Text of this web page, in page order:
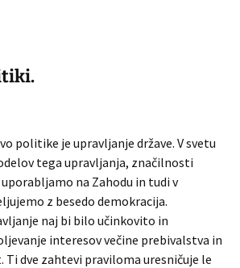
politike je upravljanje države. V svetu
tega upravljanja, značilnosti
na Zahodu in tudi v
z besedo demokracija.
naj bi bilo učinkovito in
interesov večine prebivalstva in
Ti dve zahtevi praviloma uresničuje le